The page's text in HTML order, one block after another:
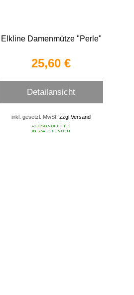
Elkline Damenmütze "Perle"
25,60 €
Detailansicht
inkl. gesetzl. MwSt.zzgl.Versand